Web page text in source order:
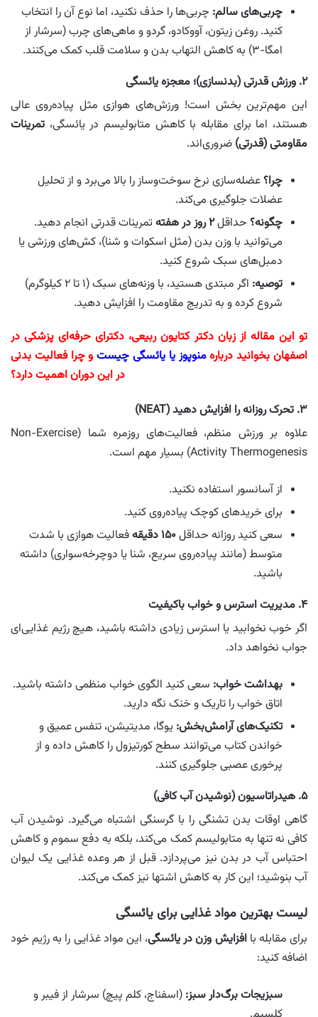
چربی‌های سالم: چربی‌ها را حذف نکنید، اما نوع آن را انتخاب
کنید. روغن زیتون، آووکادو، گردو و ماهی‌های چرب (سرشار از
امگا-۳) به کاهش التهاب بدن و سلامت قلب کمک می‌کنند.
۲. ورزش قدرتی (بدنسازی)؛ معجزه یائسگی
این مهم‌ترین بخش است! ورزش‌های هوازی مثل پیاده‌روی عالی
هستند، اما برای مقابله با کاهش متابولیسم در یائسگی، تمرینات
مقاومتی (قدرتی) ضروری‌اند.
چرا؟عضله‌سازی نرخ سوخت‌وساز را بالا می‌برد و از تحلیل
عضلات جلوگیری می‌کند.
چگونه؟ حداقل۲ روز در هفته
تمرینات قدرتی انجام دهید.
می‌توانید با وزن بدن (مثل اسکوات و شنا)، کش‌های ورزشی یا
دمبل‌های سبک شروع کنید.
توصیه:
اگر مبتدی هستید، با وزنه‌های سبک (۱ تا ۲ کیلوگرم)
شروع کرده و به تدریج مقاومت را افزایش دهید.
تو این مقاله از زبان دکتر کتایون ربیعی، دکترای حرفه‌ای پزشکی در
اصفهان بخوانید دربارهمنوپوز یا یائسگی چیستو چرا فعالیت بدنی
در این دوران اهمیت دارد؟
۳. تحرک روزانه را افزایش دهید (NEAT)
علاوه بر ورزش منظم، فعالیت‌های روزمره شما (Non-Exercise
Activity Thermogenesis) بسیار مهم است.
از آسانسور استفاده نکنید.
برای خریدهای کوچک پیاده‌روی کنید.
سعی کنید روزانه حداقل۱۵۰ دقیقه
فعالیت هوازی با شدت
متوسط (مانند پیاده‌روی سریع، شنا یا دوچرخه‌سواری) داشته
باشید.
۴. مدیریت استرس و خواب باکیفیت
اگر خوب نخوابید یا استرس زیادی داشته باشید، هیچ رژیم غذایی‌ای
جواب نخواهد داد.
بهداشت خواب: سعی کنید الگوی خواب منظمی داشته باشید.
اتاق خواب را تاریک و خنک نگه دارید.
تکنیک‌های آرامش‌بخش: یوگا، مدیتیشن، تنفس عمیق و
خواندن کتاب می‌توانند سطح کورتیزول را کاهش داده و از
پرخوری عصبی جلوگیری کنند.
۵. هیدراتاسیون (نوشیدن آب کافی)
گاهی اوقات بدن تشنگی را با گرسنگی اشتباه می‌گیرد. نوشیدن آب
کافی نه تنها به متابولیسم کمک می‌کند، بلکه به دفع سموم و کاهش
احتباس آب در بدن نیز می‌پردازد. قبل از هر وعده غذایی یک لیوان
آب بنوشید؛ این کار به کاهش اشتها نیز کمک می‌کند.
لیست بهترین مواد غذایی برای یائسگی
برای مقابله باافزایش وزن در یائسگی، این مواد غذایی را به رژیم خود
اضافه کنید:
سبزیجات برگ‌دار سبز: (اسفناج، کلم پیچ) سرشار از فیبر و